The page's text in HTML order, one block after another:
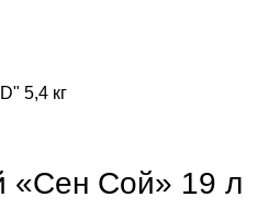
5,4 кг
«Сен Сой» 19 л